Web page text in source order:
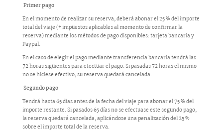
Primer pago
En el momento de realizar su reserva, deberá abonar el 25 % del importe
total del viaje (+ impuestos aplicables al momento de confirmar la
reserva) mediante los métodos de pago disponibles: tarjeta bancaria y
Paypal.
En el caso de elegir el pago mediante transferencia bancaria tendrá las
72 horas siguientes para efectuar el pago. Si pasadas 72 horas el mismo
no se hiciese efectivo, su reserva quedará cancelada.
Segundo pago
Tendrá hasta 65 días antes de la fecha del viaje para abonar el 75 % del
importe restante. Si pasados 65 días no se efectuase este segundo pago,
la reserva quedará cancelada, aplicándose una penalización del 25 %
sobre el importe total de la reserva.